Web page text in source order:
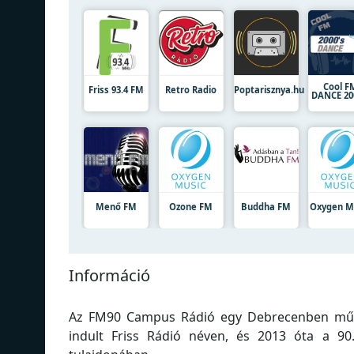
Friss 93.4 FM Retro Radio Poptarisznya.hu Cool
DANCE
Menő FM Ozone FM Buddha FM Oxygen
Információ
Az FM90 Campus Rádió egy Debrecenben
indult Friss Rádió néven, és 2013 óta a